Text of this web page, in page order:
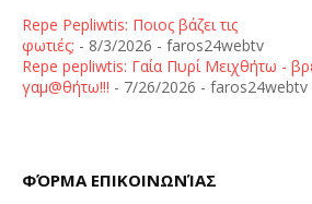
Repe Pepliwtis: Ποιος βάζει τις
φωτιές; - 8/3/2026 - faros24webtv
Repe pepliwtis: Γαία Πυρί Μειχθήτω -
γαμ@θήτω!!! - 7/26/2026 - faros24webtv
ΦΌΡΜΑ ΕΠΙΚΟΙΝΩΝΊΑΣ